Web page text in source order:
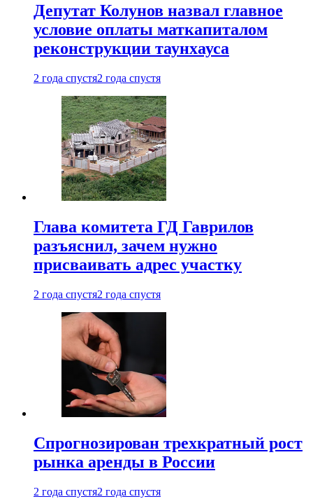
Депутат Колунов назвал главное
условие оплаты маткапиталом
реконструкции таунхауса
2 года спустя2 года спустя
Глава комитета ГД Гаврилов
разъяснил, зачем нужно
присваивать адрес участку
2 года спустя2 года спустя
Спрогнозирован трехкратный рост
рынка аренды в России
2 года спустя2 года спустя